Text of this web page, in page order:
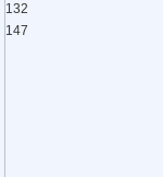
132
147